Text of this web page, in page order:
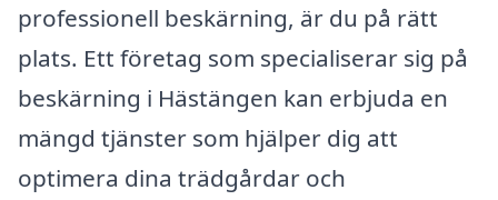
professionell beskärning, är du på rätt
plats. Ett företag som specialiserar sig på
beskärning i Hästängen kan erbjuda en
mängd tjänster som hjälper dig att
optimera dina trädgårdar och